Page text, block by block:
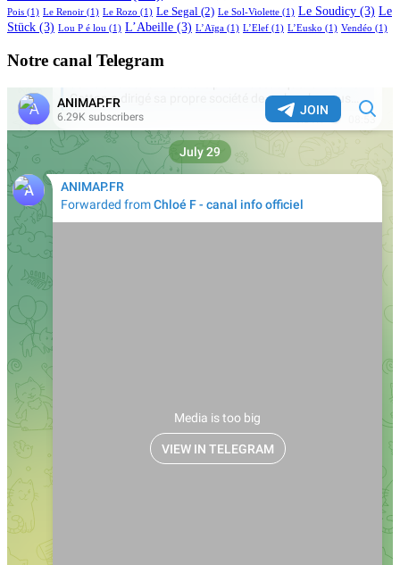
Pois (1) Le Renoir (1) Le Rozo (1) Le Segal (2) Le Sol-Violette (1) Le Soudicy (3) Le
Stück (3) Lou P é lou (1) L’Abeille (3) L’Aïga (1) L’Elef (1) L’Eusko (1) Vendéo (1)
Notre canal Telegram